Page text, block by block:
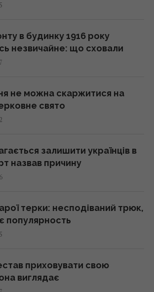
2026
2026
2026
2026
2026
в будинку 1916 року
незвичайне: що сховали
не можна скаржитися на
свято
залишити українців в
назвав причину
терки: несподіваний трюк,
популярность
приховувати свою
виглядає